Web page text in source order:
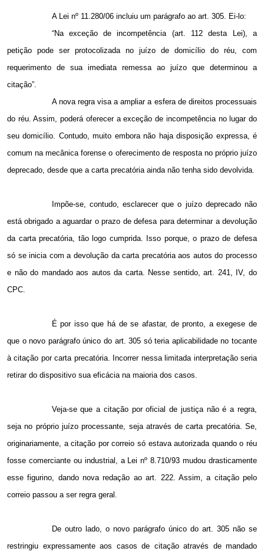
A Lei nº 11.280/06 incluiu um parágrafo ao art. 305. Ei-lo:
“Na exceção de incompetência (art. 112 desta Lei), a
petição pode ser protocolizada no juízo de domicílio do réu, com
requerimento de sua imediata remessa ao juízo que determinou a
citação”.
A nova regra visa a ampliar a esfera de direitos processuais
do réu. Assim, poderá oferecer a exceção de incompetência no lugar do
seu domicílio. Contudo, muito embora não haja disposição expressa, é
comum na mecânica forense o oferecimento de resposta no próprio juízo
deprecado, desde que a carta precatória ainda não tenha sido devolvida.
Impõe-se, contudo, esclarecer que o juízo deprecado não
está obrigado a aguardar o prazo de defesa para determinar a devolução
da carta precatória, tão logo cumprida. Isso porque, o prazo de defesa
só se inicia com a devolução da carta precatória aos autos do processo
e não do mandado aos autos da carta. Nesse sentido, art. 241, IV, do
CPC.
É por isso que há de se afastar, de pronto, a exegese de
que o novo parágrafo único do art. 305 só teria aplicabilidade no tocante
à citação por carta precatória. Incorrer nessa limitada interpretação seria
retirar do dispositivo sua eficácia na maioria dos casos.
Veja-se que a citação por oficial de justiça não é a regra,
seja no próprio juízo processante, seja através de carta precatória. Se,
originariamente, a citação por correio só estava autorizada quando o réu
fosse comerciante ou industrial, a Lei nº 8.710/93 mudou drasticamente
esse figurino, dando nova redação ao art. 222. Assim, a citação pelo
correio passou a ser regra geral.
De outro lado, o novo parágrafo único do art. 305 não se
restringiu expressamente aos casos de citação através de mandado